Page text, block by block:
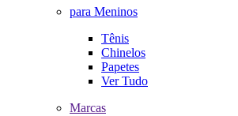
para Meninos
Tênis
Chinelos
Papetes
Ver Tudo
Marcas